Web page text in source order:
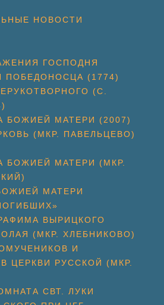
НОВОСТИ
ГОСПОДНЯ
ПОБЕДОНОСЦА (1774)
(С.
БОЖИЕЙ МАТЕРИ (2007)
(МКР. ПАВЕЛЬЦЕВО)
БОЖИЕЙ МАТЕРИ (МКР.
МАТЕРИ
ВЫРИЦКОГО
(МКР. ХЛЕБНИКОВО)
И
ЦЕРКВИ РУССКОЙ (МКР.
СВТ. ЛУКИ